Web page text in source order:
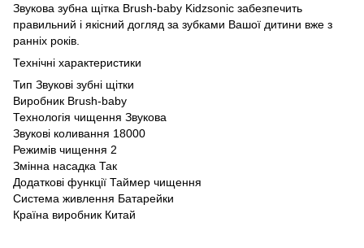
Звукова зубна щітка Brush-baby Kidzsonic забезпечить
правильний і якісний догляд за зубками Вашої дитини вже з
ранніх років.
Технічні характеристики
Тип Звукові зубні щітки
Виробник Brush-baby
Технологія чищення Звукова
Звукові коливання 18000
Режимів чищення 2
Змінна насадка Так
Додаткові функції Таймер чищення
Система живлення Батарейки
Країна виробник Китай